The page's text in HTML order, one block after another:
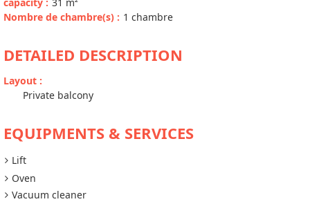
capacity : 31 m²
Nombre de chambre(s) : 1 chambre
DETAILED DESCRIPTION
Layout :
Private balcony
EQUIPMENTS & SERVICES
Lift
Oven
Vacuum cleaner